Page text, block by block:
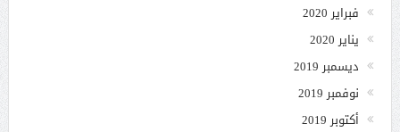
فبراير 2020
يناير 2020
ديسمبر 2019
نوفمبر 2019
أكتوبر 2019